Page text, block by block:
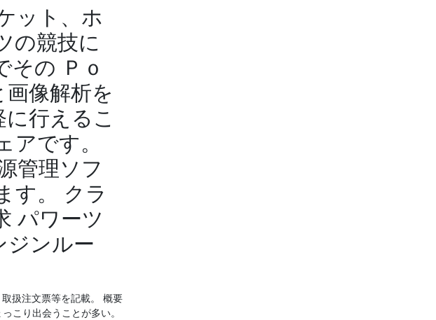
ット、ホ
の競技に
その Ｐｏ
像解析を
行えるこ
です。
管理ソフ
す。 クラ
パワーツ
ジンルー
扱注文票等を記載。 概要
こり出会うことが多い。